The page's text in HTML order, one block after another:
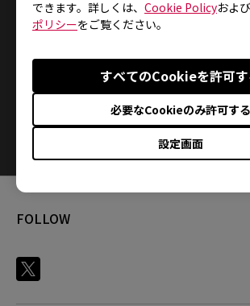
できます。詳しくは、 Cookie Policyおよび
ポリシーをご覧ください。
設定画面
必要なCookieのみ許可する
すべてのCookieを許可す
How do you replace the
FOLLOW